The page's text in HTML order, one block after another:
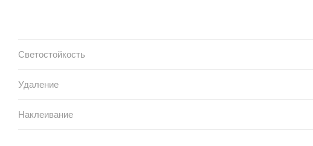
Светостойкость
Удаление
Наклеивание